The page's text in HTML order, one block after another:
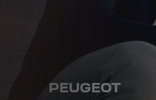
PEUGEOT